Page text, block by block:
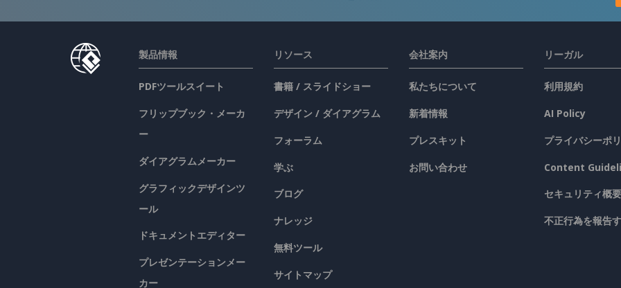
製品情報
PDFツールスイート
フリップブック・メーカ
ー
ダイアグラムメーカー
グラフィックデザインツ
ール
ドキュメントエディター
プレゼンテーションメー
カー
リソース
書籍 / スライドショー
デザイン / ダイアグラム
フォーラム
学ぶ
ブログ
ナレッジ
無料ツール
サイトマップ
会社案内
私たちについて
新着情報
プレスキット
お問い合わせ
リーガル
利用規約
AI Policy
プライバシーポ
Content
セキュリティ概要
不正行為を報告